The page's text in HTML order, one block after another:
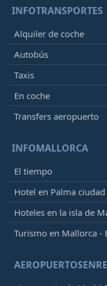
INFOTRANSPORTES
Alquiler de coche
Autobús
Taxis
En coche
Transfers aeropuerto
INFOMALLORCA
El tiempo
Hotel en Palma ciudad
Hoteles en la isla de
Turismo en Mallorca -